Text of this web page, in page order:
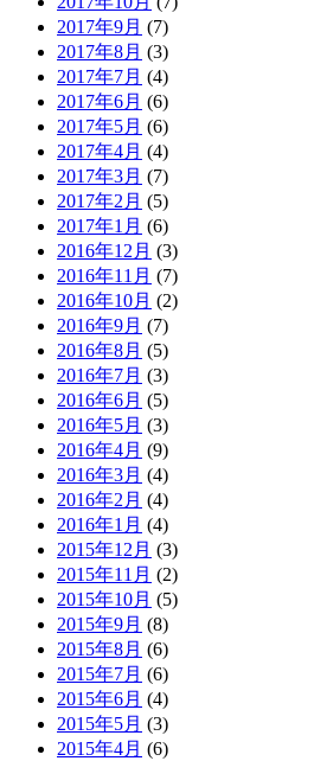
2017年9月 (7)
2017年8月 (3)
2017年7月 (4)
2017年6月 (6)
2017年5月 (6)
2017年4月 (4)
2017年3月 (7)
2017年2月 (5)
2017年1月 (6)
2016年12月 (3)
2016年11月 (7)
2016年10月 (2)
2016年9月 (7)
2016年8月 (5)
2016年7月 (3)
2016年6月 (5)
2016年5月 (3)
2016年4月 (9)
2016年3月 (4)
2016年2月 (4)
2016年1月 (4)
2015年12月 (3)
2015年11月 (2)
2015年10月 (5)
2015年9月 (8)
2015年8月 (6)
2015年7月 (6)
2015年6月 (4)
2015年5月 (3)
2015年4月 (6)